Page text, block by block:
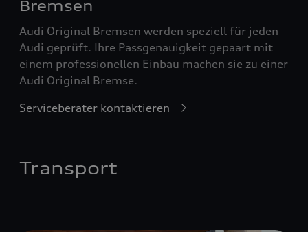
Bremsen
Audi Original Bremsen werden speziell für jeden
Audi geprüft. Ihre Passgenauigkeit gepaart mit
einem professionellen Einbau machen sie zu einer
Audi Original Bremse.
Serviceberater kontaktieren
Transport